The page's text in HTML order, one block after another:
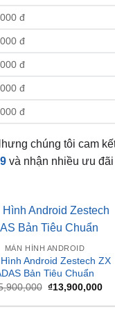
đ
đ
đ
đ
đ
chúng tôi cam
và nhận nhiều ưu đãi
MÀN HÌNH ANDROID
Android Zestech ZX
Bản Tiêu Chuẩn
Giá
là:
₫13,900,000Giá
tại